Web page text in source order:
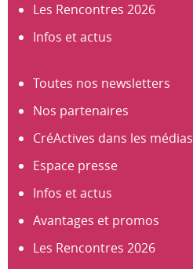
Les Rencontres 2026
Infos et actus
Toutes nos newsletters
Nos partenaires
CréActives dans les médias
Espace presse
Infos et actus
Avantages et promos
Les Rencontres 2026